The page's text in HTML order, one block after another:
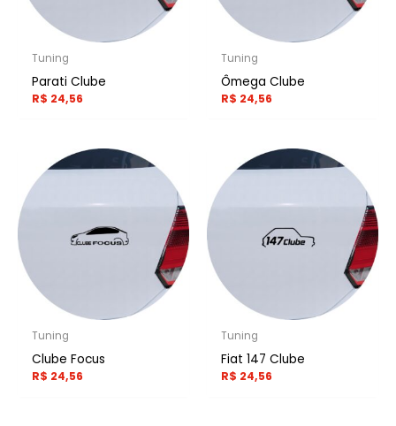
Tuning
Parati Clube
R$ 24,56
Tuning
Ômega Clube
R$ 24,56
Tuning
Clube Focus
R$ 24,56
Tuning
Fiat 147 Clube
R$ 24,56